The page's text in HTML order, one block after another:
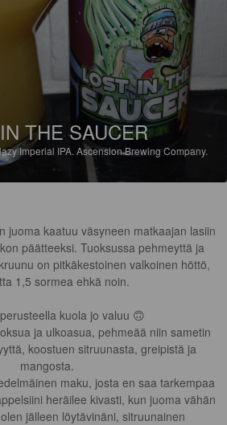
THE SAUCER
Imperial IPA. Ascension Brewing Company.
juoma kaatuu väsyneen matkaajan lasiin
päätteeksi. Tuoksussa pehmeyttä ja
on pitkäkestoinen valkoinen höttö,
1,5 sormea ehkä noin.
kuola jo valuu 🙃
ja ulkoasua, pehmeää niin sametin
koostuen sitruunasta, greipistä ja
mangosta.
maku, josta en saa tarkempaa
heräilee kivasti, kun juoma vähän
jälleen löytävinäni, sitruunainen